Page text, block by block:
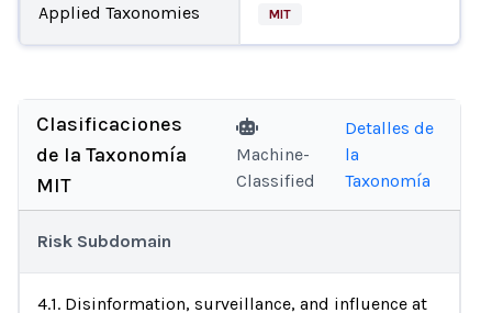
Applied Taxonomies MIT
Clasificaciones
de la Taxonomía
MIT
Machine-
Classified
Detalles de
la
Taxonomía
Risk Subdomain
4.1. Disinformation, surveillance, and influence at